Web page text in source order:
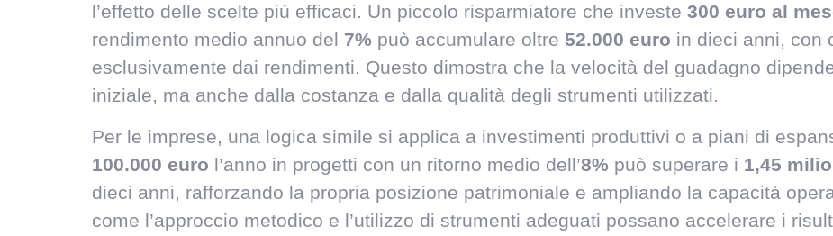
l’effetto delle scelte più efficaci. Un piccolo risparmiatore che investe 300 euro al
rendimento medio annuo del 7% può accumulare oltre 52.000 euro in dieci anni, con
esclusivamente dai rendimenti. Questo dimostra che la velocità del guadagno
iniziale, ma anche dalla costanza e dalla qualità degli strumenti utilizzati.
Per le imprese, una logica simile si applica a investimenti produttivi o a piani di
100.000 euro l’anno in progetti con un ritorno medio dell’8% può superare i 1,45
dieci anni, rafforzando la propria posizione patrimoniale e ampliando la capacità
come l’approccio metodico e l’utilizzo di strumenti adeguati possano accelerare i